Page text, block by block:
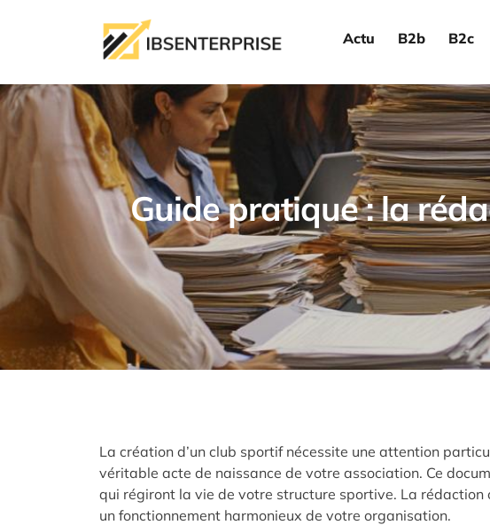
Actu B2b B2c
Guide pratique : la
La création d’un club sportif nécessite une attention
véritable acte de naissance de votre association. Ce
qui régiront la vie de votre structure sportive. La
un fonctionnement harmonieux de votre organisation.